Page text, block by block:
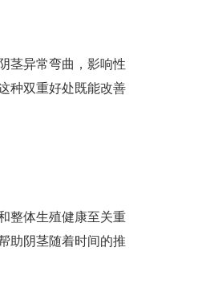
茎异常弯曲，影响性
种双重好处既能改善
整体生殖健康至关重
助阴茎随着时间的推